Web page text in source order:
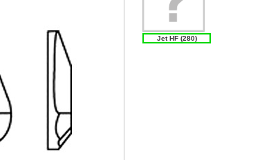
Jet HF (280)